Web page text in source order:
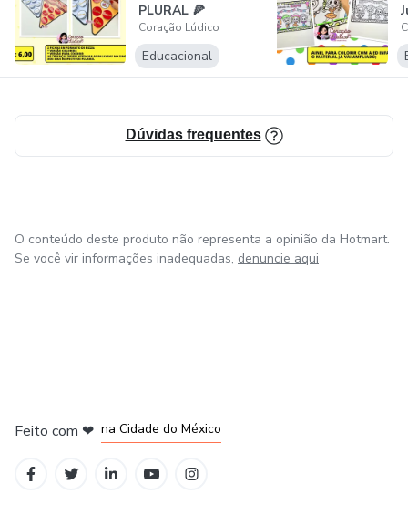
PLURAL 🍕
Coração Lúdico
Educacional
Dúvidas frequentes
O conteúdo deste produto não representa a opinião da Hotmart.
Se você vir informações inadequadas, denuncie aqui
Feito com ❤ na Cidade do México